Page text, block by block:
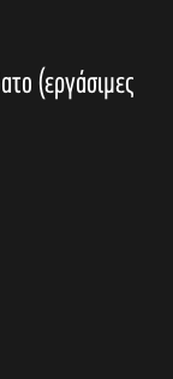
(εργάσιμες